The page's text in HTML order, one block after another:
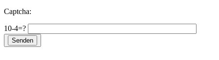
Captcha:
10-4=?